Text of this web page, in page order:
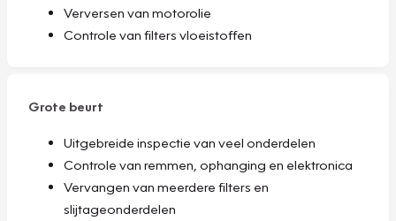
Verversen van motorolie
Controle van filters vloeistoffen
Grote beurt
Uitgebreide inspectie van veel onderdelen
Controle van remmen, ophanging en elektronica
Vervangen van meerdere filters en
slijtageonderdelen